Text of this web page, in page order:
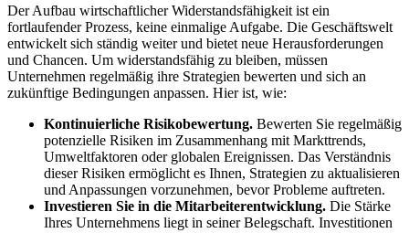
Der Aufbau wirtschaftlicher Widerstandsfähigkeit ist ein
fortlaufender Prozess, keine einmalige Aufgabe. Die Geschäftswelt
entwickelt sich ständig weiter und bietet neue Herausforderungen
und Chancen. Um widerstandsfähig zu bleiben, müssen
Unternehmen regelmäßig ihre Strategien bewerten und sich an
zukünftige Bedingungen anpassen. Hier ist, wie:
Kontinuierliche Risikobewertung. Bewerten Sie regelmäßig
potenzielle Risiken im Zusammenhang mit Markttrends,
Umweltfaktoren oder globalen Ereignissen. Das Verständnis
dieser Risiken ermöglicht es Ihnen, Strategien zu aktualisieren
und Anpassungen vorzunehmen, bevor Probleme auftreten.
Investieren Sie in die Mitarbeiterentwicklung. Die Stärke
Ihres Unternehmens liegt in seiner Belegschaft. Investitionen